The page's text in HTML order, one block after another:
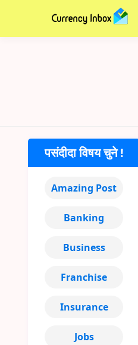
पसंदीदा विषय चुने !
Amazing Post
Banking
Business
Franchise
Insurance
Jobs